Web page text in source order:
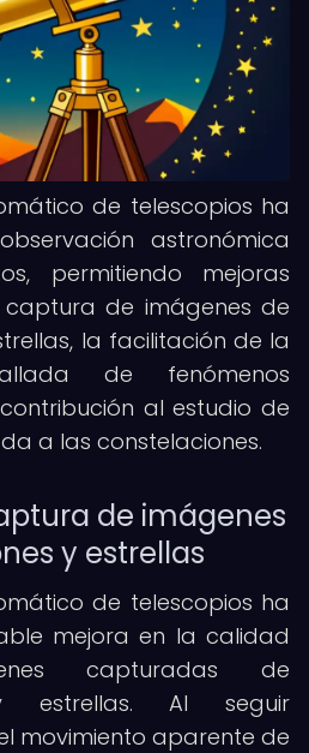
de telescopios ha
astronómica
permitiendo mejoras
de imágenes de
la facilitación de la
de fenómenos
al estudio de
a las constelaciones.
de imágenes
y estrellas
de telescopios ha
mejora en la calidad
capturadas de
estrellas. Al seguir
movimiento aparente de